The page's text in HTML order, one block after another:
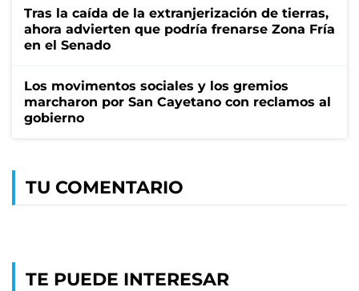
Tras la caída de la extranjerización de tierras,
ahora advierten que podría frenarse Zona Fría
en el Senado
Los movimentos sociales y los gremios
marcharon por San Cayetano con reclamos al
gobierno
TU COMENTARIO
TE PUEDE INTERESAR